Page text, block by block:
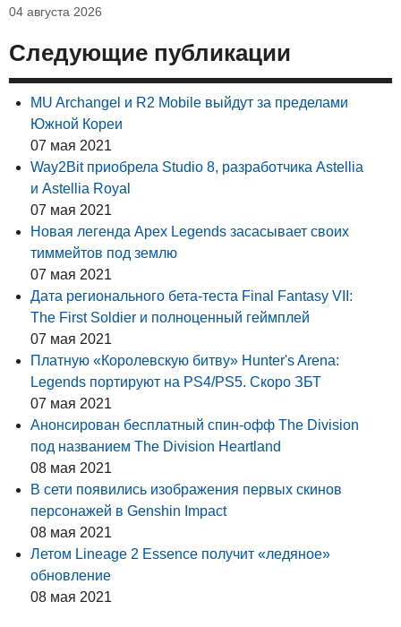
04 августа 2026
Следующие публикации
MU Archangel и R2 Mobile выйдут за пределами
Южной Кореи
07 мая 2021
Way2Bit приобрела Studio 8, разработчика Astellia
и Astellia Royal
07 мая 2021
Новая легенда Apex Legends засасывает своих
тиммейтов под землю
07 мая 2021
Дата регионального бета-теста Final Fantasy VII:
The First Soldier и полноценный геймплей
07 мая 2021
Платную «Королевскую битву» Hunter's Arena:
Legends портируют на PS4/PS5. Скоро ЗБТ
07 мая 2021
Анонсирован бесплатный спин-офф The Division
под названием The Division Heartland
08 мая 2021
В сети появились изображения первых скинов
персонажей в Genshin Impact
08 мая 2021
Летом Lineage 2 Essence получит «ледяное»
обновление
08 мая 2021